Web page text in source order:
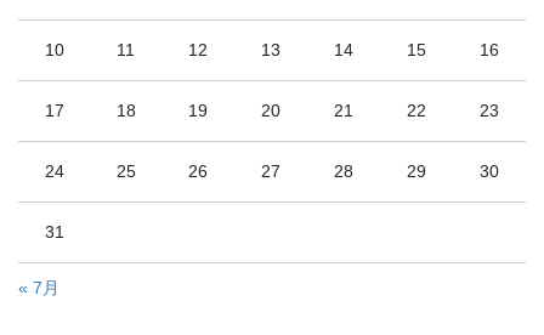
10 11 12 13 14 15 16
17 18 19 20 21 22 23
24 25 26 27 28 29 30
31
« 7月